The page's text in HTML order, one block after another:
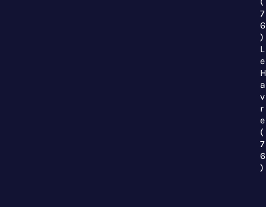
7
6
)
L
e
H
a
v
r
e
(
7
6
)